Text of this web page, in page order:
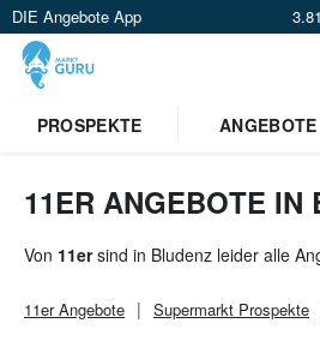
DIE Angebote App
PROSPEKTE
ANGEBOTE
11ER ANGEBOTE IN
Von 11ersind in Bludenz leider alle
11erAngebote Supermarkt Prospekte